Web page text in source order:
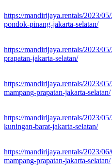
https://mandirijaya.rentals/2023/
pondok-pinang-jakarta-selatan/
https://mandirijaya.rentals/2023/
prapatan-jakarta-selatan/
https://mandirijaya.rentals/2023/
mampang-prapatan-jakarta-selatan/
https://mandirijaya.rentals/2023/
kuningan-barat-jakarta-selatan/
https://mandirijaya.rentals/2023/
mampang-prapatan-jakarta-selatan/